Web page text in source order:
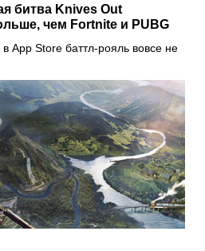
битва Knives Out
чем Fortnite и PUBG
Store баттл-рояль вовсе не